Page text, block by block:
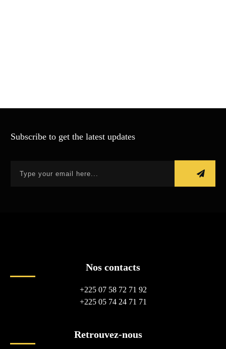
Subscribe to get the latest updates
Nos contacts
+225 07 58 72 71 92
+225 05 74 24 71 71
Retrouvez-nous